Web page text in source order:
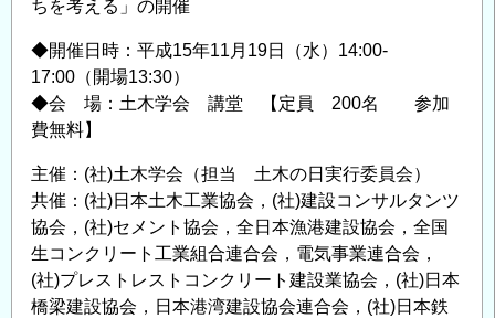
ちを考える」の開催
◆開催日時：平成15年11月19日（水）14:00-
17:00（開場13:30）
◆会 場：土木学会 講堂 【定員 200名 参加
費無料】
主催：(社)土木学会（担当 土木の日実行委員会）
共催：(社)日本土木工業協会，(社)建設コンサルタンツ
協会，(社)セメント協会，全日本漁港建設協会，全国
生コンクリート工業組合連合会，電気事業連合会，
(社)プレストレストコンクリート建設業協会，(社)日本
橋梁建設協会，日本港湾建設協会連合会，(社)日本鉄